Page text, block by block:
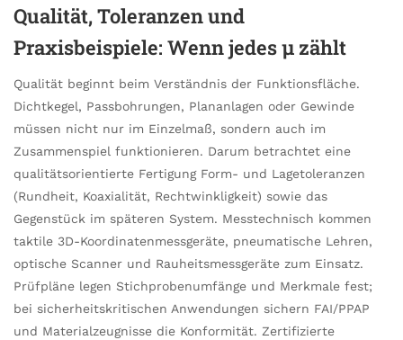
Qualität, Toleranzen und
Praxisbeispiele: Wenn jedes µ zählt
Qualität beginnt beim Verständnis der Funktionsfläche.
Dichtkegel, Passbohrungen, Plananlagen oder Gewinde
müssen nicht nur im Einzelmaß, sondern auch im
Zusammenspiel funktionieren. Darum betrachtet eine
qualitätsorientierte Fertigung Form- und Lagetoleranzen
(Rundheit, Koaxialität, Rechtwinkligkeit) sowie das
Gegenstück im späteren System. Messtechnisch kommen
taktile 3D-Koordinatenmessgeräte, pneumatische Lehren,
optische Scanner und Rauheitsmessgeräte zum Einsatz.
Prüfpläne legen Stichprobenumfänge und Merkmale fest;
bei sicherheitskritischen Anwendungen sichern FAI/PPAP
und Materialzeugnisse die Konformität. Zertifizierte